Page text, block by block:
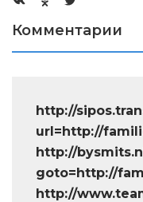
Комментарии
http://
url=http://
http://
goto=http://
http://